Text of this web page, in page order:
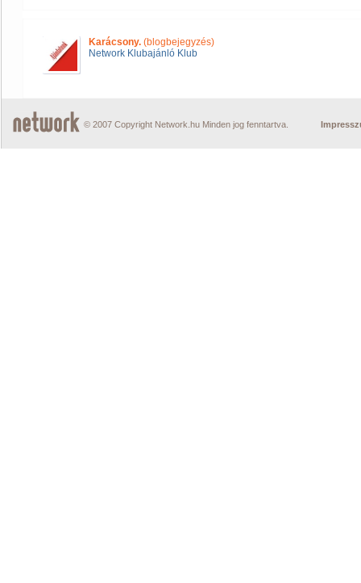
Karácsony. (blogbejegyzés)
Network Klubajánló Klub
© 2007 Copyright Network.hu Minden jog fenntartva.